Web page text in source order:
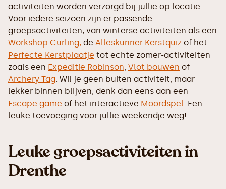
activiteiten worden verzorgd bij jullie op locatie.
Voor iedere seizoen zijn er passende
groepsactiviteiten, van winterse activiteiten als een
Workshop Curling, de Alleskunner Kerstquiz of het
Perfecte Kerstplaatje tot echte zomer-activiteiten
zoals een Expeditie Robinson, Vlot bouwen of
Archery Tag. Wil je geen buiten activiteit, maar
lekker binnen blijven, denk dan eens aan een
Escape game of het interactieve Moordspel. Een
leuke toevoeging voor jullie weekendje weg!
Leuke groepsactiviteiten in
Drenthe